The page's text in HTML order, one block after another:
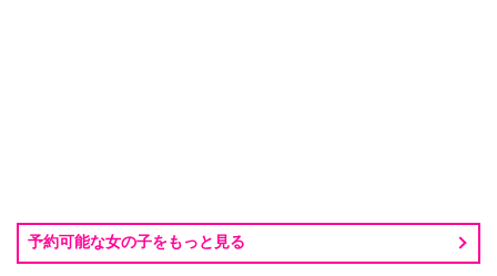
予約可能な女の子をもっと見る